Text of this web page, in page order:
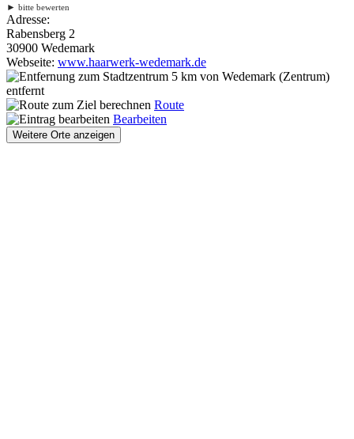
► bitte bewerten
Adresse:
Rabensberg 2
30900 Wedemark
Webseite: www.haarwerk-wedemark.de
5 km von Wedemark (Zentrum)
entfernt
Route
Bearbeiten
Weitere Orte anzeigen